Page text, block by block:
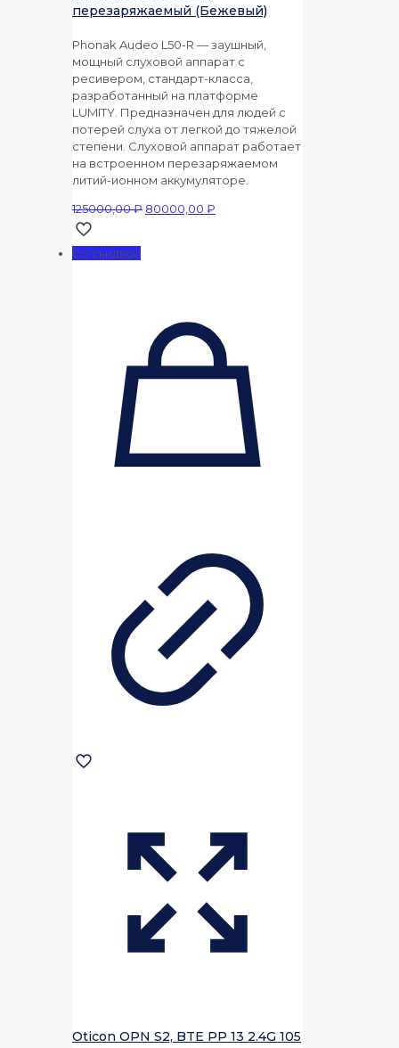
перезаряжаемый (Бежевый)
Phonak Audeo L50-R — заушный,
мощный слуховой аппарат с
ресивером, стандарт-класса,
разработанный на платформе
LUMITY. Предназначен для людей с
потерей слуха от легкой до тяжелой
степени. Слуховой аппарат работает
на встроенном перезаряжаемом
литий-ионном аккумуляторе.
125000,00₽ Первоначальная
80000,00 ₽
Со скидкой
Oticon OPN S2, BTE PP 13 2.4G 105